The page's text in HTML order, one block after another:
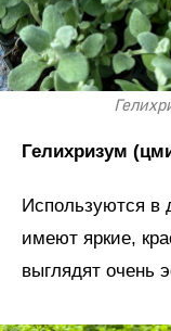
Гелихризум
Используются в
имеют яркие,
выглядят очень